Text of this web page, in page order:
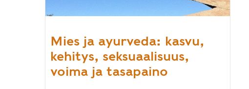
Mies ja ayurveda: kasvu,
kehitys, seksuaalisuus,
voima ja tasapaino